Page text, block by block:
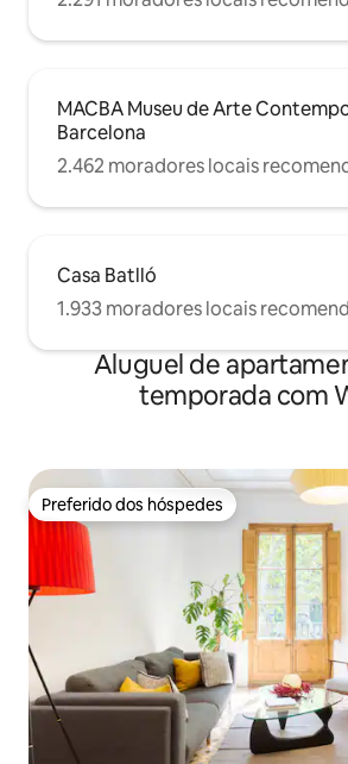
MACBA Museu de Arte
Barcelona
2.462 moradores locais
Casa Batlló
1.933 moradores locais
Aluguel de
temporada com
Preferido dos hóspedes
Preferido dos hóspedes